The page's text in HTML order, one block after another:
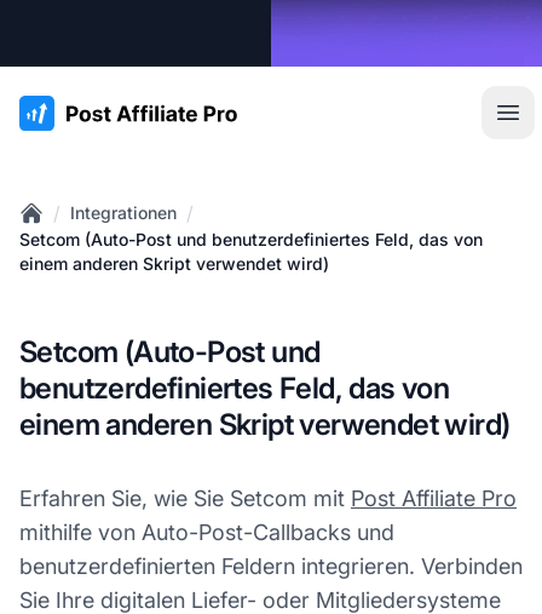
:site.title
Home
/ Integrationen /
Setcom (Auto-Post und benutzerdefiniertes Feld, das von
einem anderen Skript verwendet wird)
Setcom (Auto-Post und
benutzerdefiniertes Feld, das von
einem anderen Skript verwendet wird)
Erfahren Sie, wie Sie Setcom mit Post Affiliate Pro
mithilfe von Auto-Post-Callbacks und
benutzerdefinierten Feldern integrieren. Verbinden
Sie Ihre digitalen Liefer- oder Mitgliedersysteme